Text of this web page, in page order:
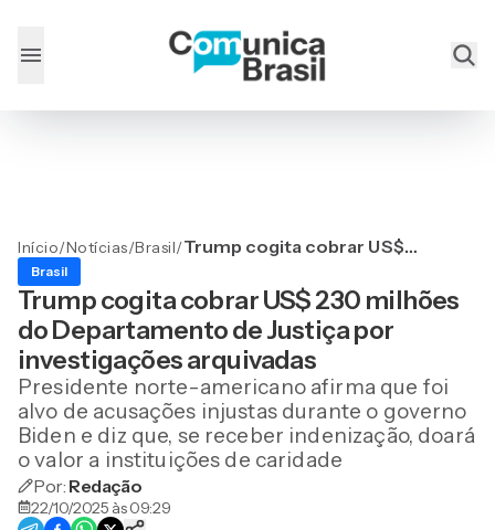
Início/Notícias/Brasil/Trump cogita cobrar US$
Departamento de Justiça
por investigações
arquivadas
Brasil
Trump cogita cobrar US$ 230 milhões
do Departamento de Justiça por
investigações arquivadas
Presidente norte-americano afirma que foi
alvo de acusações injustas durante o governo
Biden e diz que, se receber indenização, doará
o valor a instituições de caridade
Por: Redação
22/10/2025 às 09:29